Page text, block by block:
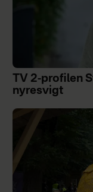
TV 2-profilen
nyresvigt